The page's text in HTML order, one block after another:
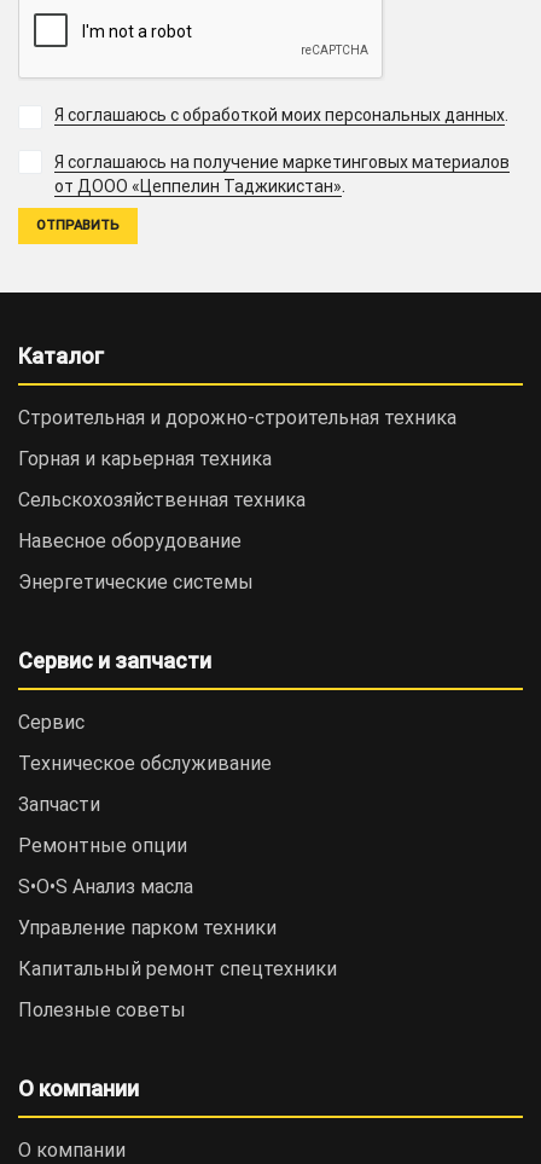
Я соглашаюсь с обработкой моих персональных данных.
Я соглашаюсь на получение маркетинговых материалов
от ДООО «Цеппелин Таджикистан».
Каталог
Строительная и дорожно-cтроительная техника
Горная и карьерная техника
Сельскохозяйственная техника
Навесное оборудование
Энергетические системы
Сервис и запчасти
Сервис
Техническое обслуживание
Запчасти
Ремонтные опции
S•O•S Анализ масла
Управление парком техники
Капитальный ремонт спецтехники
Полезные советы
О компании
О компании